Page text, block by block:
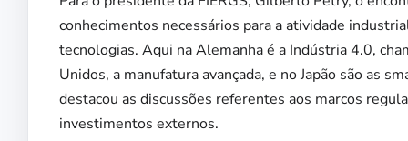
conhecimentos necessários para a atividade
tecnologias. Aqui na Alemanha é a Indústria 4.0,
Unidos, a manufatura avançada, e no Japão são as
destacou as discussões referentes aos marcos
investimentos externos.